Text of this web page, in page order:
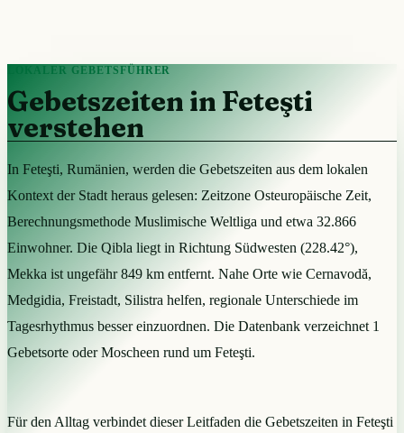
LOKALER GEBETSFÜHRER
Gebetszeiten in Feteşti
verstehen
In Feteşti, Rumänien, werden die Gebetszeiten aus dem lokalen
Kontext der Stadt heraus gelesen: Zeitzone Osteuropäische Zeit,
Berechnungsmethode Muslimische Weltliga und etwa 32.866
Einwohner. Die Qibla liegt in Richtung Südwesten (228.42°),
Mekka ist ungefähr 849 km entfernt. Nahe Orte wie Cernavodă,
Medgidia, Freistadt, Silistra helfen, regionale Unterschiede im
Tagesrhythmus besser einzuordnen. Die Datenbank verzeichnet 1
Gebetsorte oder Moscheen rund um Feteşti.
Für den Alltag verbindet dieser Leitfaden die Gebetszeiten in Feteşti